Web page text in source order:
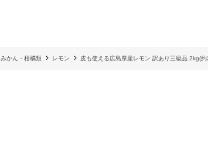
みかん・柑橘類 レモン 皮も使える広島県産レモン 訳あり三級品 2kg(